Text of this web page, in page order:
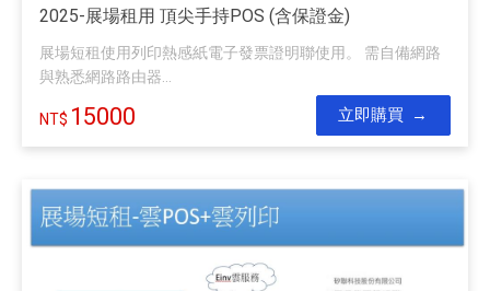
2025-展場租用 頂尖手持POS (含保證金)
展場短租使用列印熱感紙電子發票證明聯使用。 需自備網路
與熟悉網路路由器...
15000 立即購買